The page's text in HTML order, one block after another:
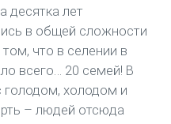
десятка лет
в общей сложности
что в селении в
всего… 20 семей! В
голодом, холодом и
– людей отсюда